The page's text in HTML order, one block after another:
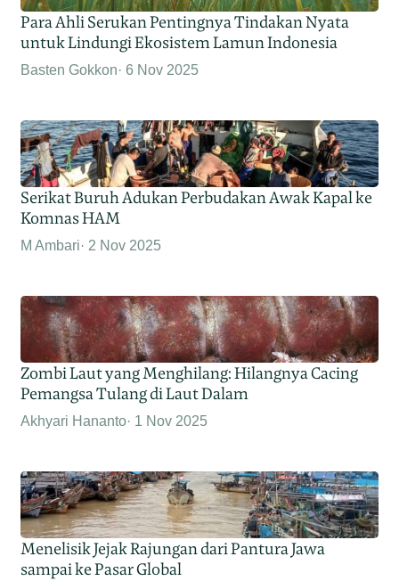
Para Ahli Serukan Pentingnya Tindakan Nyata
untuk Lindungi Ekosistem Lamun Indonesia
Basten Gokkon 6 Nov 2025
Serikat Buruh Adukan Perbudakan Awak Kapal ke
Komnas HAM
M Ambari 2 Nov 2025
Zombi Laut yang Menghilang: Hilangnya Cacing
Pemangsa Tulang di Laut Dalam
Akhyari Hananto 1 Nov 2025
Menelisik Jejak Rajungan dari Pantura Jawa
sampai ke Pasar Global